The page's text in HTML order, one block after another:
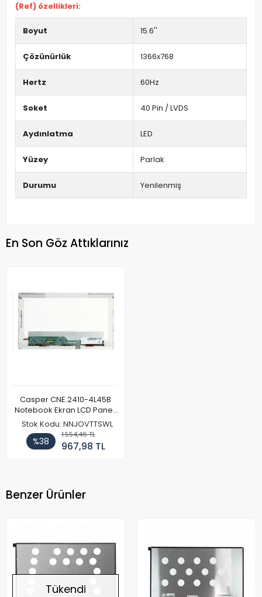
(Ref) özellikleri:
Boyut 15.6''
Çözünürlük 1366x768
Hertz 60Hz
Soket 40 Pin / LVDS
Aydınlatma LED
Yüzey Parlak
Durumu Yenilenmiş
En Son Göz Attıklarınız
Casper CNE.2410-4L45B
Notebook Ekran LCD Paneli
(Ref)
Stok Kodu: NNJOVTTSWL
%38
1.554,46 TL
967,98 TL
Benzer Ürünler
Tükendi